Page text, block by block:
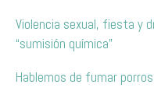
Violencia sexual, fiesta y
“sumisión química”
Hablemos de fumar